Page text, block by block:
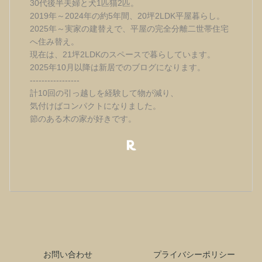
30代後半夫婦と犬1匹猫2匹。
2019年～2024年の約5年間、20坪2LDK平屋暮らし。
2025年～実家の建替えで、平屋の完全分離二世帯住宅
へ住み替え。
現在は、21坪2LDKのスペースで暮らしています。
2025年10月以降は新居でのブログになります。
-----------------
計10回の引っ越しを経験して物が減り、
気付けばコンパクトになりました。
節のある木の家が好きです。
お問い合わせ プライバシーポリシー